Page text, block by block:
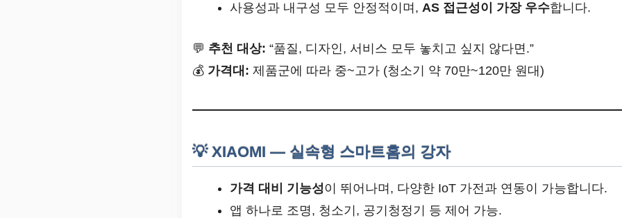
사용성과 내구성 모두 안정적이며, AS 접근성이 가장 우수합니다.
💬 추천 대상: “품질, 디자인, 서비스 모두 놓치고 싶지 않다면.”
💰 가격대: 제품군에 따라 중~고가 (청소기 약 70만~120만 원대)
💡 XIAOMI — 실속형 스마트홈의 강자
가격 대비 기능성이 뛰어나며, 다양한 IoT 가전과 연동이 가능합니다.
앱 하나로 조명, 청소기, 공기청정기 등 제어 가능.